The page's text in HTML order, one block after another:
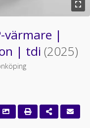
värmare |
| tdi (2025)